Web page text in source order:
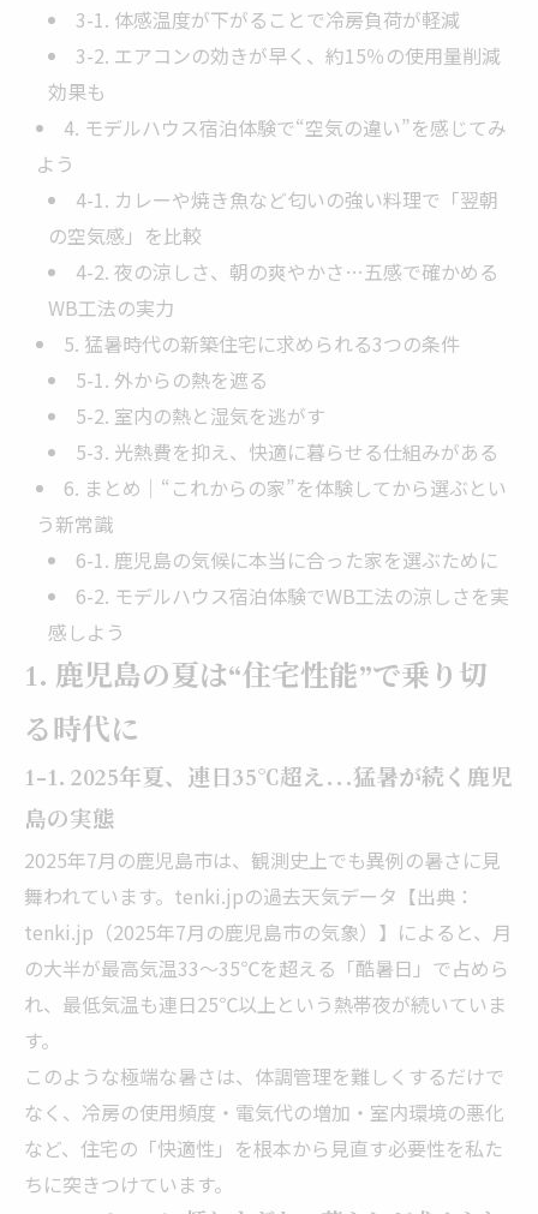
3-1. 体感温度が下がることで冷房負荷が軽減
3-2. エアコンの効きが早く、約15％の使用量削減
効果も
4. モデルハウス宿泊体験で“空気の違い”を感じてみ
よう
4-1. カレーや焼き魚など匂いの強い料理で「翌朝
の空気感」を比較
4-2. 夜の涼しさ、朝の爽やかさ…五感で確かめる
WB工法の実力
5. 猛暑時代の新築住宅に求められる3つの条件
5-1. 外からの熱を遮る
5-2. 室内の熱と湿気を逃がす
5-3. 光熱費を抑え、快適に暮らせる仕組みがある
6. まとめ｜“これからの家”を体験してから選ぶとい
う新常識
6-1. 鹿児島の気候に本当に合った家を選ぶために
6-2. モデルハウス宿泊体験でWB工法の涼しさを実
感しよう
1. 鹿児島の夏は“住宅性能”で乗り切
る時代に
1-1. 2025年夏、連日35℃超え…猛暑が続く鹿児
島の実態
2025年7月の鹿児島市は、観測史上でも異例の暑さに見
舞われています。tenki.jpの過去天気データ【出典：
tenki.jp（2025年7月の鹿児島市の気象）】によると、月
の大半が最高気温33～35℃を超える「酷暑日」で占めら
れ、最低気温も連日25℃以上という熱帯夜が続いていま
す。
このような極端な暑さは、体調管理を難しくするだけで
なく、冷房の使用頻度・電気代の増加・室内環境の悪化
など、住宅の「快適性」を根本から見直す必要性を私た
ちに突きつけています。